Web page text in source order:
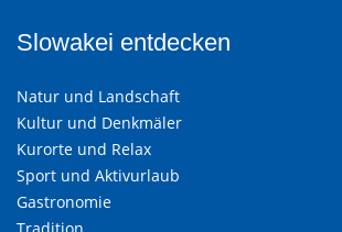
Slowakei entdecken
Natur und Landschaft
Kultur und Denkmäler
Kurorte und Relax
Sport und Aktivurlaub
Gastronomie